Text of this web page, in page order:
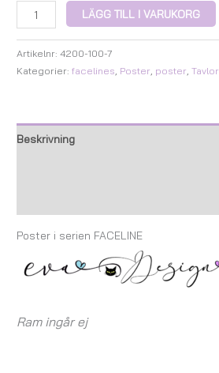
LÄGG TILL I VARUKORG
Artikelnr:4200-100-7
Kategorier:facelines, Poster, poster,Tavlor
Beskrivning
Poster i serien FACELINE
Ram ingår ej